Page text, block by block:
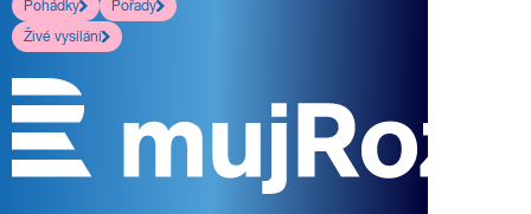
Pohádky
Pořady
Živé vysílání